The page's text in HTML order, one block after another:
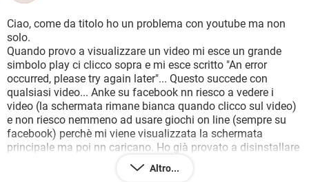
INSTAGRAM
TIKTOK FACEBOOK
HARDWARE
INSTAGRAM
TIKTOK FACEBOOK
HARDWARE
COVID-19
INTRATTENIMENTO ANDROID
iOS WINDOWS 10
INSTAGRAM WHATSAPP
TIKTOK FACEBOOK
HARDWARE
Ciao, come da titolo ho un problema con youtube ma non
solo.
Quando provo a visualizzare un video mi esce un grande
simbolo play ci clicco sopra e mi esce scritto "An error
occurred, please try again later"... Questo succede con
qualsiasi video... Anke su facebook nn riesco a vedere i
video (la schermata rimane bianca quando clicco sul video)
e non riesco nemmeno ad usare giochi on line (sempre su
facebook) perchè mi viene visualizzata la schermata
principale ma poi nn caricano. Ho già provato a disinstallare
e reinstallare il browser (Mozzilla) e a disinstallare e
reinstallare adobe, ho già brovato a cancellare cronologia e
Altro...